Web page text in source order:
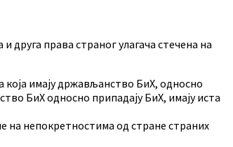
друга права страног улагача стечена на
која имају држављанство БиХ, односно
БиХ односно припадају БиХ, имају иста
на непокретностима од стране страних